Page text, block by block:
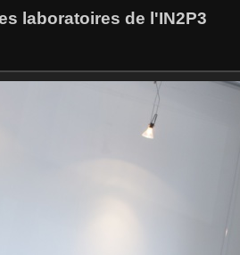
laboratoires de l'IN2P3